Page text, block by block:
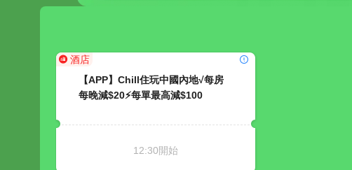
酒店
【APP】Chill住玩中國內地√每房
每晚減$20⚡每單最高減$100
12:30開始